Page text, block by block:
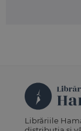
Librăriile